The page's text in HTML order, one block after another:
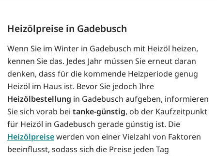
Heizölpreise in Gadebusch
Wenn Sie im Winter in Gadebusch mit Heizöl heizen,
kennen Sie das. Jedes Jahr müssen Sie erneut daran
denken, dass für die kommende Heizperiode genug
Heizöl im Haus ist. Bevor Sie jedoch Ihre
Heizölbestellung in Gadebusch aufgeben, informieren
Sie sich vorab bei tanke-günstig, ob der Kaufzeitpunkt
für Heizöl in Gadebusch gerade günstig ist. Die
Heizölpreisewerden von einer Vielzahl von Faktoren
beeinflusst, sodass sich die Preise jeden Tag